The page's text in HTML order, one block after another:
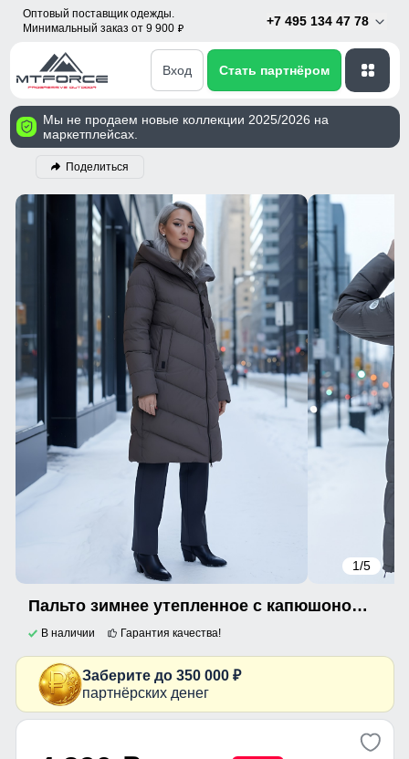
Оптовый поставщик одежды.
Минимальный заказ от 9 900 p
+7 495 134 47 78
Вход Стать партнёром
Мы не продаем новые коллекции 2025/2026 на
маркетплейсах.
Поделиться
1/5
Пальто зимнее утепленное с капюшоном женское темно-коричневого цвета 1318TK
В наличии Гарантия качества!
Заберите до 350 000 ₽
партнёрских денег